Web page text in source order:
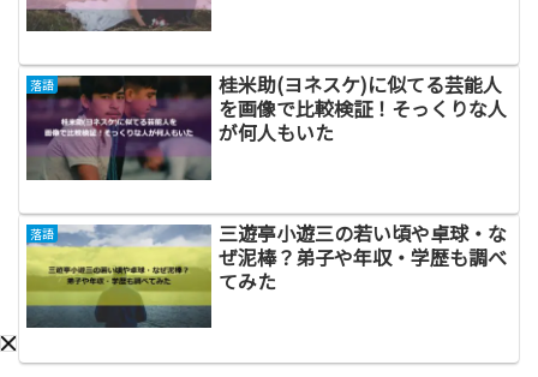
落語
桂米助(ヨネスケ)に似てる芸能人
を画像で比較検証！そっくりな人
が何人もいた
落語
三遊亭小遊三の若い頃や卓球・な
ぜ泥棒？弟子や年収・学歴も調べ
てみた